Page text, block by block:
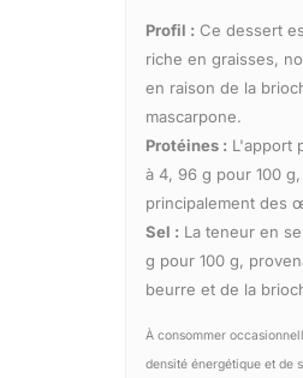
Profil : Ce dessert
riche en graisses,
en raison de la
mascarpone.
Protéines : L'apport
à 4, 96 g pour 100
principalement des
Sel : La teneur en
g pour 100 g,
beurre et de la
À consommer
densité énergétique et de